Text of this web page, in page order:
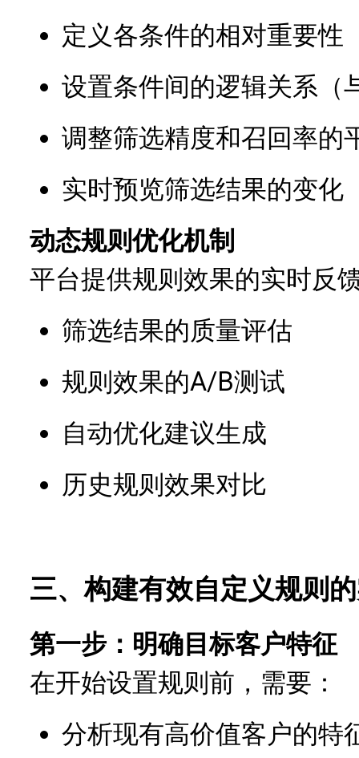
定义各条件的相对重要性
设置条件间的逻辑关系（
调整筛选精度和召回率的
实时预览筛选结果的变化
动态规则优化机制
平台提供规则效果的实时反
筛选结果的质量评估
规则效果的A/B测试
自动优化建议生成
历史规则效果对比
三、构建有效自定义规则
第一步：明确目标客户特征
在开始设置规则前，需要：
分析现有高价值客户的特